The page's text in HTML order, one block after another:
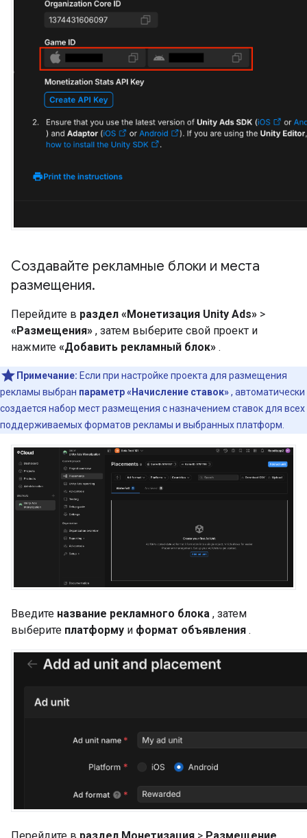
Создавайте рекламные блоки и места
размещения.
Перейдите в раздел «Монетизация Unity Ads» >
«Размещения» , затем выберите свой проект и
нажмите «Добавить рекламный блок» .
Примечание: Если при настройке проекта для размещения
рекламы выбран параметр «Начисление ставок», автоматически
создается набор мест размещения с назначением ставок для всех
поддерживаемых форматов рекламы и выбранных платформ.
Введите название рекламного блока , затем
выберите платформу и формат объявления .
Перейдите в раздел Монетизация > Размещение